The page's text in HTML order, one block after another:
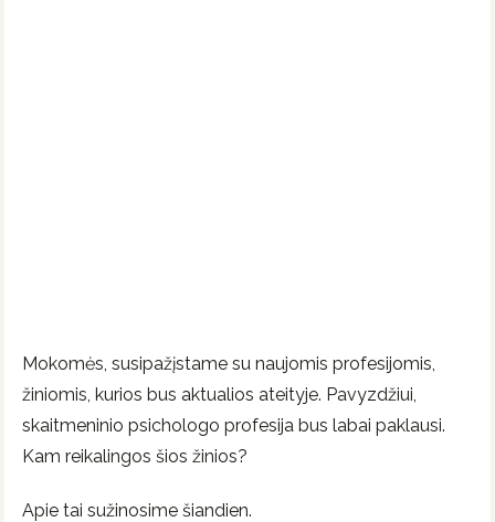
Mokomės, susipažįstame su naujomis profesijomis,
žiniomis, kurios bus aktualios ateityje. Pavyzdžiui,
skaitmeninio psichologo profesija bus labai paklausi.
Kam reikalingos šios žinios?
Apie tai sužinosime šiandien.